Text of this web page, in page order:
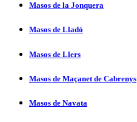
Masos de la Jonquera
Masos de Lladó
Masos de Llers
Masos de Maçanet de Cabrenys
Masos de Navata